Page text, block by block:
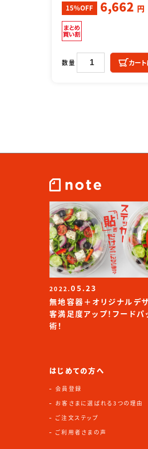
15%OFF 6,662 円
数量 カー
2022.05.23
無地容器＋オリジナルデ
客満足度アップ！フードパ
術！
はじめての方へ
会員登録
お客さまに選ばれる3つの理由
ご注文ステップ
ご利用者さまの声